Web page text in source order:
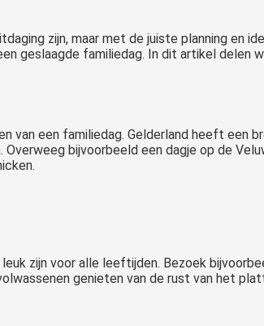
zijn, maar met de juiste planning en
geslaagde familiedag. In dit artikel delen
van een familiedag. Gelderland heeft een
bijvoorbeeld een dagje op de
zijn voor alle leeftijden. Bezoek
genieten van de rust van het